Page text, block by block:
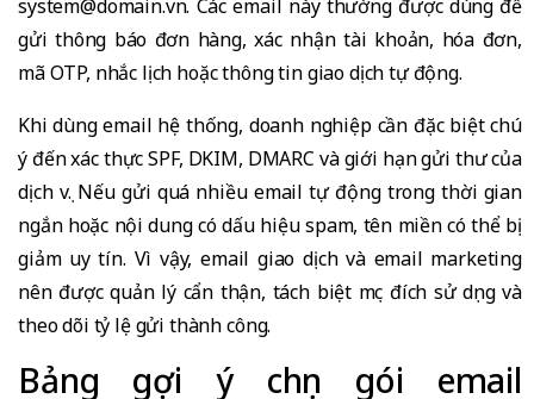
system@domain.vn. Các email này thường được dùng để
gửi thông báo đơn hàng, xác nhận tài khoản, hóa đơn,
mã OTP, nhắc lịch hoặc thông tin giao dịch tự động.
Khi dùng email hệ thống, doanh nghiệp cần đặc biệt chú
ý đến xác thực SPF, DKIM, DMARC và giới hạn gửi thư của
dịch vụ. Nếu gửi quá nhiều email tự động trong thời gian
ngắn hoặc nội dung có dấu hiệu spam, tên miền có thể bị
giảm uy tín. Vì vậy, email giao dịch và email marketing
nên được quản lý cẩn thận, tách biệt mục đích sử dụng và
theo dõi tỷ lệ gửi thành công.
Bảng gợi ý chọn gói email